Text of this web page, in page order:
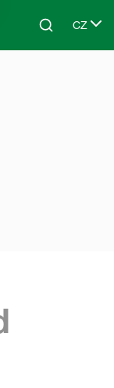
contentSearchCZ
Select